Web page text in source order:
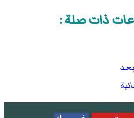
ذات صلة :